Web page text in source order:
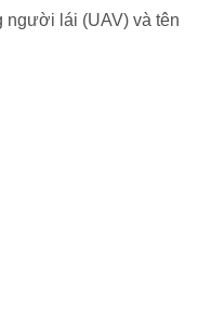
người lái (UAV) và tên